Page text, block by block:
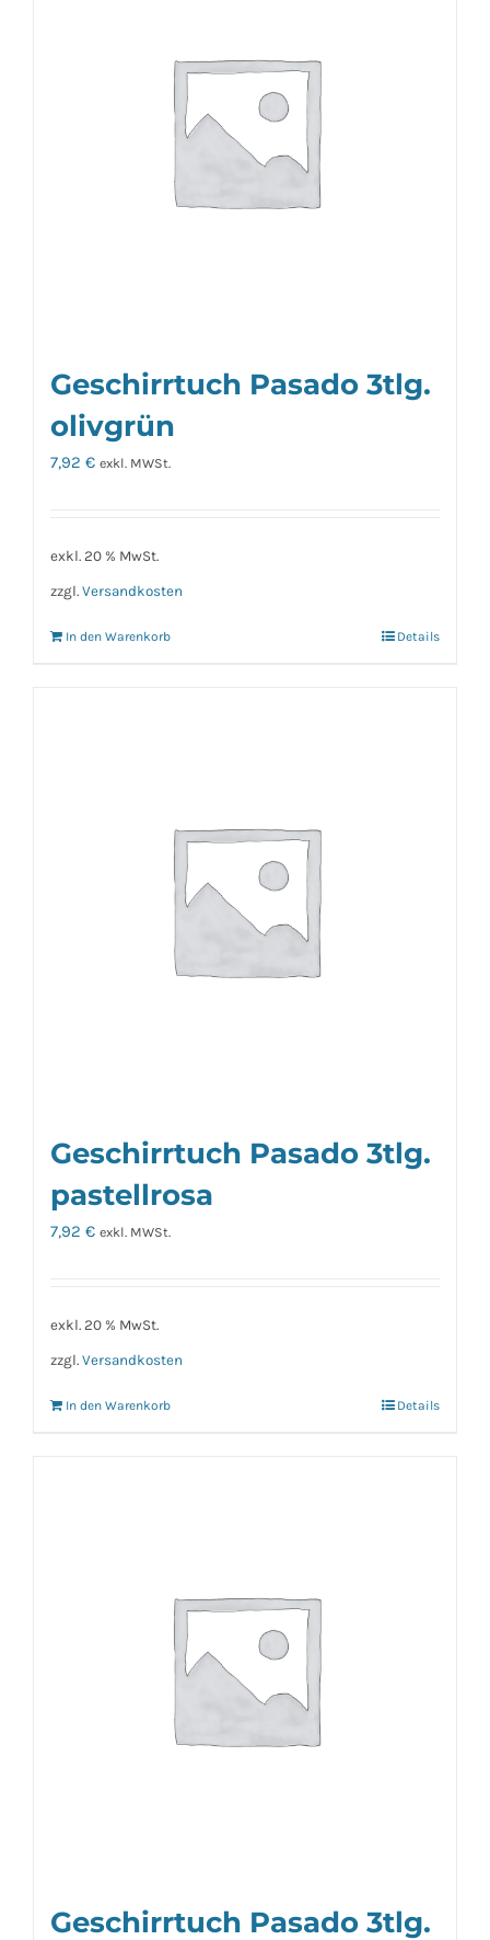
Geschirrtuch Pasado 3tlg.
olivgrün
7,92 € exkl. MWSt.
exkl. 20 % MwSt.
zzgl. Versandkosten
In den Warenkorb Details
Geschirrtuch Pasado 3tlg.
pastellrosa
7,92 € exkl. MWSt.
exkl. 20 % MwSt.
zzgl. Versandkosten
In den Warenkorb Details
Geschirrtuch Pasado 3tlg.